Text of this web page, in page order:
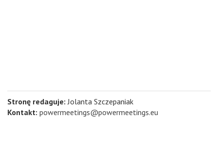
Stronę redaguje: Jolanta Szczepaniak
Kontakt: powermeetings@powermeetings.eu